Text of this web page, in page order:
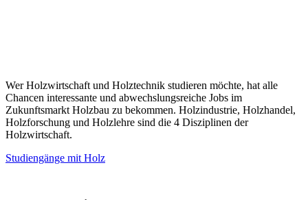
Wer Holzwirtschaft und Holztechnik studieren möchte, hat alle
Chancen interessante und abwechslungsreiche Jobs im
Zukunftsmarkt Holzbau zu bekommen. Holzindustrie, Holzhandel,
Holzforschung und Holzlehre sind die 4 Disziplinen der
Holzwirtschaft.
Studiengänge mit Holz